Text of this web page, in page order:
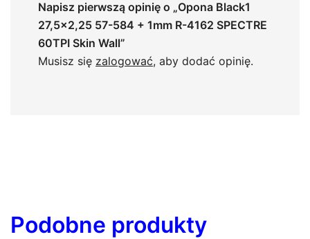
Napisz pierwszą opinię o „Opona Black1
27,5×2,25 57-584 + 1mm R-4162 SPECTRE
60TPI Skin Wall”
Musisz się zalogować, aby dodać opinię.
Podobne produkty